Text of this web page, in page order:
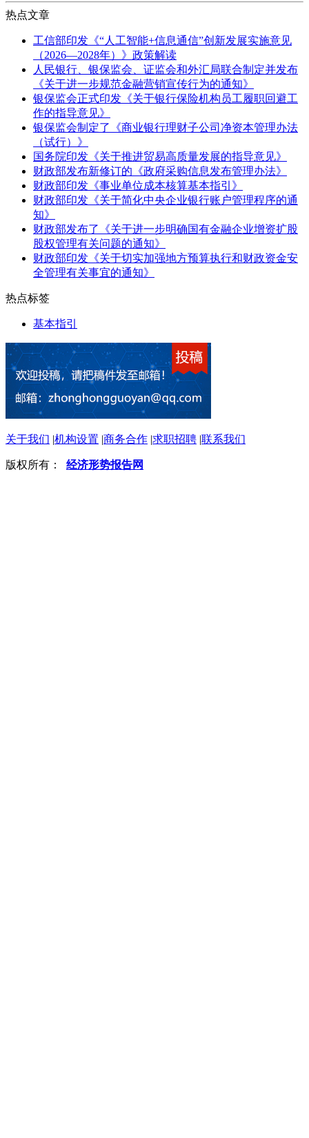
热点文章
工信部印发《“人工智能+信息通信”创新发展实施意见
（2026—2028年）》政策解读
人民银行、银保监会、证监会和外汇局联合制定并发布
《关于进一步规范金融营销宣传行为的通知》
银保监会正式印发《关于银行保险机构员工履职回避工
作的指导意见》
银保监会制定了《商业银行理财子公司净资本管理办法
（试行）》
国务院印发《关于推进贸易高质量发展的指导意见》
财政部发布新修订的《政府采购信息发布管理办法》
财政部印发《事业单位成本核算基本指引》
财政部印发《关于简化中央企业银行账户管理程序的通
知》
财政部发布了《关于进一步明确国有金融企业增资扩股
股权管理有关问题的通知》
财政部印发《关于切实加强地方预算执行和财政资金安
全管理有关事宜的通知》
热点标签
基本指引
关于我们 |机构设置 |商务合作 |求职招聘 |联系我们
版权所有： 经济形势报告网